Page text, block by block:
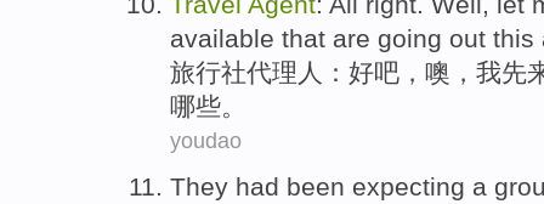
available that are going out this
旅行社代理人 ： 好吧， 噢 ， 我先
哪些。
youdao
They had been expecting a